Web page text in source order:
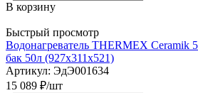
В корзину
Быстрый просмотр
Водонагреватель THERMEX Ceramik
бак 50л (927х311х521)
Артикул: ЭдЭ001634
15 089 ₽/шт